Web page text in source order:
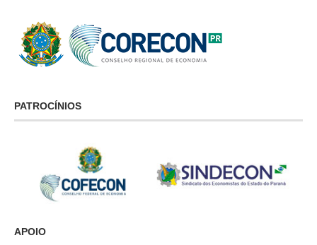
PATROCÍNIOS
APOIO